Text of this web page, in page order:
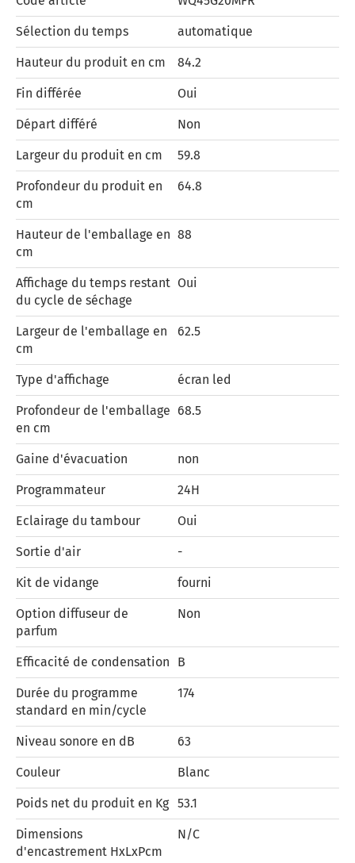
Sélection du temps automatique
Hauteur du produit en cm 84.2
Fin différée Oui
Départ différé Non
Largeur du produit en cm 59.8
Profondeur du produit en
cm
64.8
Hauteur de l'emballage en
cm
88
Affichage du temps restant
du cycle de séchage
Oui
Largeur de l'emballage en
cm
62.5
Type d'affichage écran led
Profondeur de l'emballage
en cm
68.5
Gaine d'évacuation non
Programmateur 24H
Eclairage du tambour Oui
Sortie d'air -
Kit de vidange fourni
Option diffuseur de
parfum
Non
Efficacité de condensation B
Durée du programme
standard en min/cycle
174
Niveau sonore en dB 63
Couleur Blanc
Poids net du produit en Kg 53.1
Dimensions
d'encastrement HxLxPcm
N/C